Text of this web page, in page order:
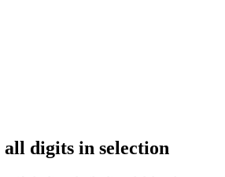
all digits in selection